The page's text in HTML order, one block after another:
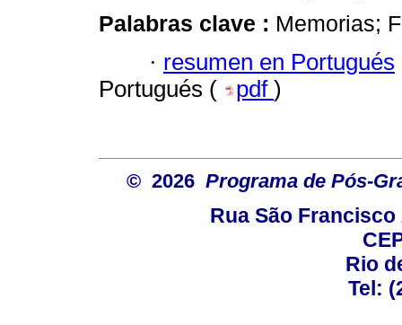
Palabras clave : Memorias;
· resumen en Portugués
Portugués (
pdf )
© 2026 Programa de Pós-
Rua São Francisco
Rio
Tel: